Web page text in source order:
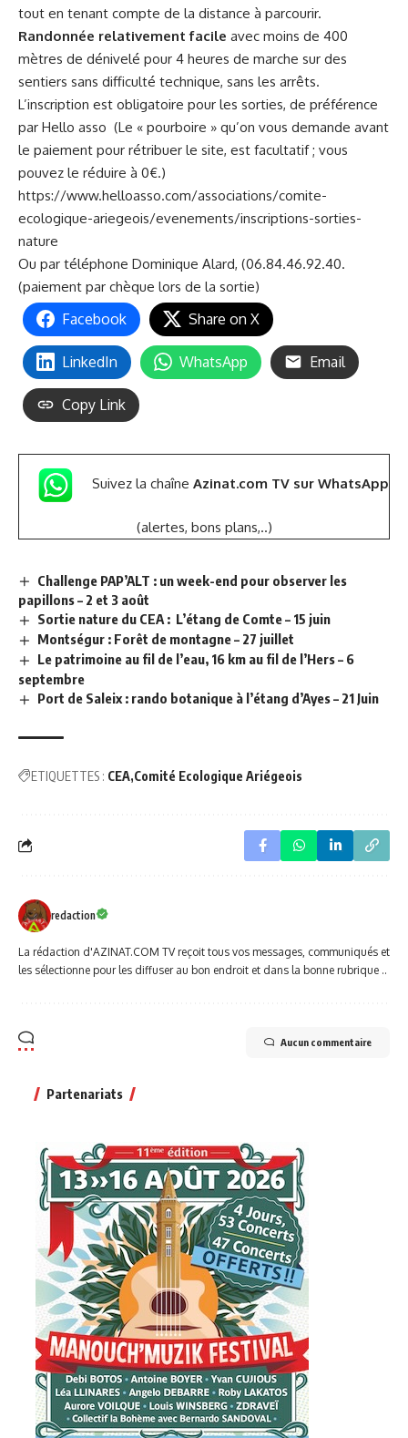
tout en tenant compte de la distance à parcourir.
Randonnée relativement facile avec moins de 400
mètres de dénivelé pour 4 heures de marche sur des
sentiers sans difficulté technique, sans les arrêts.
L’inscription est obligatoire pour les sorties, de préférence
par Hello asso (Le « pourboire » qu’on vous demande avant
le paiement pour rétribuer le site, est facultatif ; vous
pouvez le réduire à 0€.)
https://www.helloasso.com/associations/comite-
ecologique-ariegeois/evenements/inscriptions-sorties-
nature
Ou par téléphone Dominique Alard, (06.84.46.92.40.
(paiement par chèque lors de la sortie)
Facebook Share on X
LinkedIn WhatsApp Email
Copy Link
Suivez la chaîne Azinat.com TV sur WhatsApp
(alertes, bons plans,..)
Challenge PAP’ALT : un week-end pour observer les
papillons – 2 et 3 août
Sortie nature du CEA : L’étang de Comte – 15 juin
Montségur : Forêt de montagne – 27 juillet
Le patrimoine au fil de l’eau, 16 km au fil de l’Hers – 6
septembre
Port de Saleix : rando botanique à l’étang d’Ayes – 21 Juin
ETIQUETTES : CEA Comité Ecologique Ariégeois
redaction
La rédaction d'AZINAT.COM TV reçoit tous vos messages, communiqués et
les sélectionne pour les diffuser au bon endroit et dans la bonne rubrique ..
Aucun commentaire
Partenariats